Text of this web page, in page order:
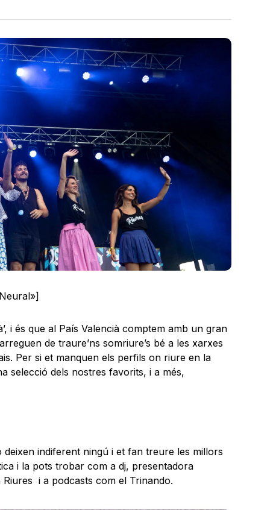
i és que al País Valencià comptem amb un gran
de traure’ns somriure’s bé a les xarxes
Per si et manquen els perfils on riure en la
selecció dels nostres favorits, i a més,
indiferent ningú i et fan treure les millors
i la pots trobar com a dj, presentadora
Riures i a podcasts com el Trinando.